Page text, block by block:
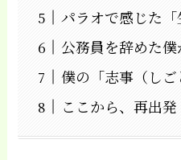
パラオで感じた
公務員を辞めた
僕の「志事（しご
ここから、再出発